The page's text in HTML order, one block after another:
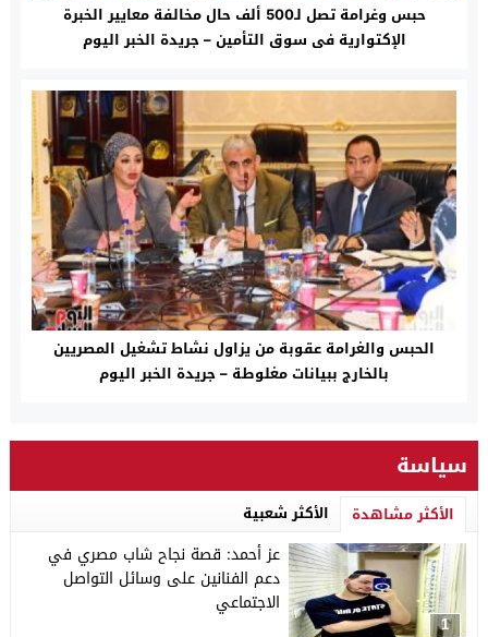
حبس وغرامة تصل لـ500 ألف حال مخالفة معايير الخبرة
الإكتوارية فى سوق التأمين – جريدة الخبر اليوم
الحبس والغرامة عقوبة من يزاول نشاط تشغيل المصريين
بالخارج ببيانات مغلوطة – جريدة الخبر اليوم
سياسة
الأكثر مشاهدة الأكثر شعبية
1
عز أحمد: قصة نجاح شاب مصري في
دعم الفنانين على وسائل التواصل
الاجتماعي